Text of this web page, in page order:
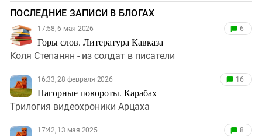
ПОСЛЕДНИЕ ЗАПИСИ В БЛОГАХ
17:58, 6 мая 2026
Горы слов. Литература Кавказа
6
Коля Степанян - из солдат в писатели
16:33, 28 февраля 2026
Нагорные повороты. Карабах
16
Трилогия видеохроники Арцаха
17:42, 13 мая 2025 8